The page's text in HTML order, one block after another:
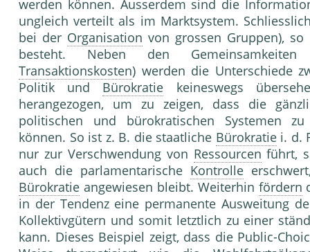
werden können. Ausserdem sind die
ungleich verteilt als im Marktsystem.
bei der Organisation von grossen Gruppen),
besteht. Neben den
Transaktionskosten) werden die Unterschiede
Politik und Bürokratie keineswegs
herangezogen, um zu zeigen, dass die
politischen und bürokratischen Systemen
können. So ist z. B. die staatliche Bürokratiei. d.
nur zur Verschwendung von Ressourcen führt,
auch die parlamentarische Kontrolle
Bürokratie angewiesen bleibt. Weiterhin fördern
in der Tendenz eine permanente Ausweitung
Kollektivgütern und somit letztlich zu einer
kann. Dieses Beispiel zeigt, dass die Public-